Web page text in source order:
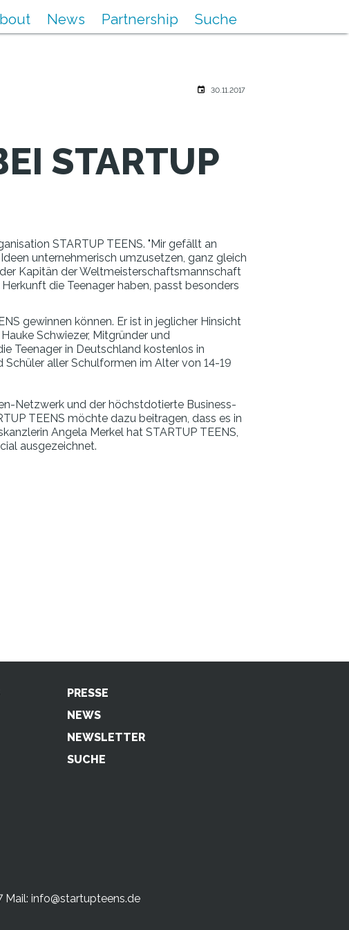
News Partnership Suche
30.11.2017
STARTUP
STARTUP TEENS. "Mir gefällt an
unternehmerisch umzusetzen, ganz gleich
Kapitän der Weltmeisterschaftsmannschaft
die Teenager haben, passt besonders
gewinnen können. Er ist in jeglicher Hinsicht
Schwiezer, Mitgründer und
Teenager in Deutschland kostenlos in
aller Schulformen im Alter von 14-19
Netzwerk und der höchstdotierte Business-
TEENS möchte dazu beitragen, dass es in
Angela Merkel hat STARTUP TEENS,
ausgezeichnet.
PRESSE
NEWS
NEWSLETTER
SUCHE
Mail: info@startupteens.de